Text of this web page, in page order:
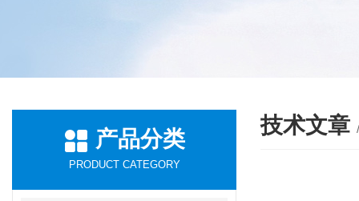
产品分类
PRODUCT CATEGORY
技术文章